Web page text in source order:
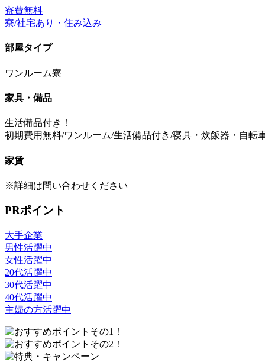
寮費無料
寮/社宅あり・住み込み
部屋タイプ
ワンルーム寮
家具・備品
生活備品付き！
初期費用無料/ワンルーム/生活備品付き/寝具・炊飯器・自転
家賃
※詳細は問い合わせください
PRポイント
大手企業
男性活躍中
女性活躍中
20代活躍中
30代活躍中
40代活躍中
主婦の方活躍中